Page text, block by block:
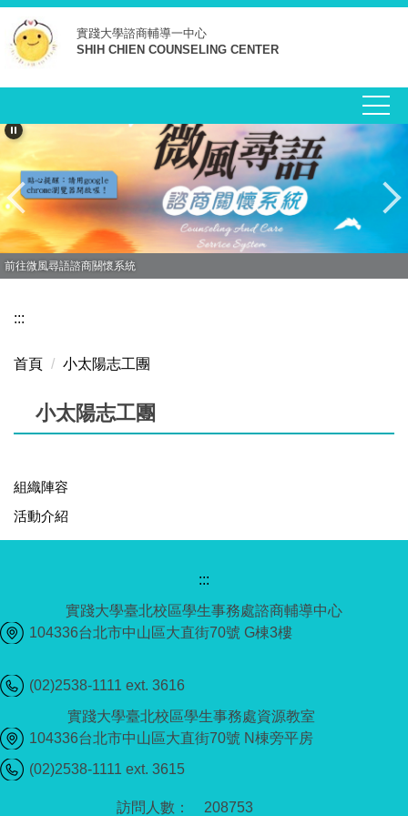
跳
到
主
要
容
實踐大學諮商輔導一中心
SHIH CHIEN COUNSELING CENTER
前往微風尋語諮商關懷系統
:::
首頁 小太陽志工團
小太陽志工團
組織陣容
活動介紹
208753
:::
實踐大學臺北校區學生事務處諮商輔導中心
104336台北市中山區大直街70號 G棟3樓
(02)2538-1111 ext. 3616
實踐大學臺北校區學生事務處資源教室
104336台北市中山區大直街70號 N棟旁平房
(02)2538-1111 ext. 3615